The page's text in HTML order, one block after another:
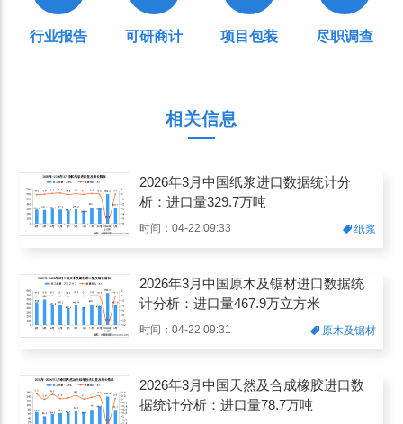
行业报告 可研商计 项目包装 尽职调查
相关信息
2026年3月中国纸浆进口数据统计分
析：进口量329.7万吨
时间：04-22 09:33 纸浆
2026年3月中国原木及锯材进口数据统
计分析：进口量467.9万立方米
时间：04-22 09:31 原木及锯材
2026年3月中国天然及合成橡胶进口数
据统计分析：进口量78.7万吨